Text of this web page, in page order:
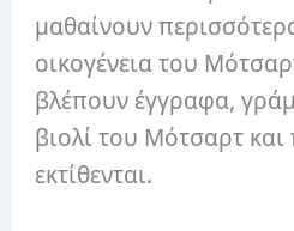
μαθαίνουν
οικογένεια του
βλέπουν έγγραφα,
βιολί του Μότσαρτ
εκτίθενται.